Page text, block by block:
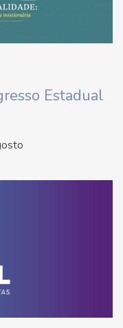
Estadual